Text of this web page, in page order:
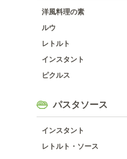
洋風料理の素
ルウ
レトルト
インスタント
ピクルス
パスタソース
インスタント
レトルト・ソース